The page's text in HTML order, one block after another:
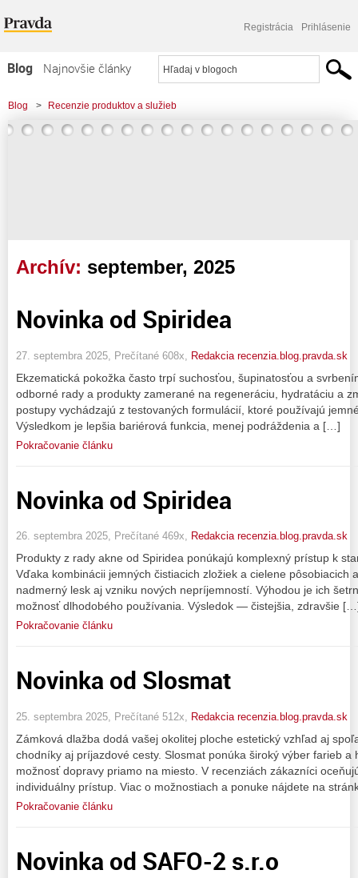
Registrácia Prihlásenie
Blog
Najnovšie články
Najčítanejšie články
Najkomentovanejšie články
Blog > Recenzie produktov a služieb
Archív: september, 2025
Novinka od Spiridea
27. septembra 2025, Prečítané 608x, Redakcia recenzia.blog.pravda.sk
Ekzematická pokožka často trpí suchosťou, šupinatosťou a
odborné rady a produkty zamerané na regeneráciu, hydratáciu a
postupy vychádzajú z testovaných formulácií, ktoré používajú
Výsledkom je lepšia bariérová funkcia, menej podráždenia a […]
Pokračovanie článku
Novinka od Spiridea
26. septembra 2025, Prečítané 469x, Redakcia recenzia.blog.pravda.sk
Produkty z rady akne od Spiridea ponúkajú komplexný prístup k
Vďaka kombinácii jemných čistiacich zložiek a cielene pôsobiacich
nadmerný lesk aj vzniku nových nepríjemností. Výhodou je ich
možnosť dlhodobého používania. Výsledok — čistejšia, zdravšie
Pokračovanie článku
Novinka od Slosmat
25. septembra 2025, Prečítané 512x, Redakcia recenzia.blog.pravda.sk
Zámková dlažba dodá vašej okolitej ploche estetický vzhľad aj
chodníky aj príjazdové cesty. Slosmat ponúka široký výber farieb
možnosť dopravy priamo na miesto. V recenziách zákazníci
individuálny prístup. Viac o možnostiach a ponuke nájdete na
Pokračovanie článku
Novinka od SAFO-2 s.r.o